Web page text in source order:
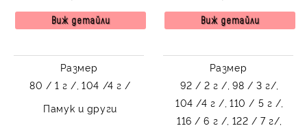
с картинка на
момиченце и мече
Виж детайли
Размер
80 / 1 г /, 104 /4 г /
Памук и други
еленче
Виж детайли
Размер
92 / 2 г /, 98 / 3 г/,
104 /4 г /, 110 / 5 г /,
116 / 6 г /, 122 / 7 г/,